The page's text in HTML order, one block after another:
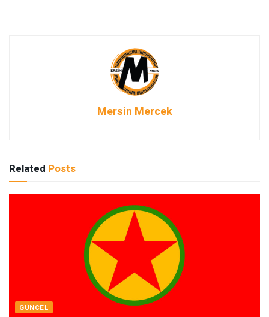
Mersin Mercek
Related Posts
GÜNCEL